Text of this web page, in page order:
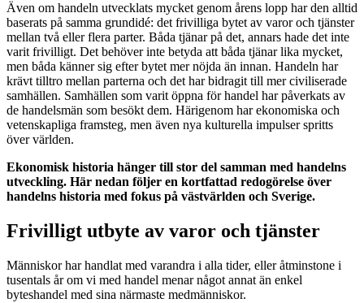
Även om handeln utvecklats mycket genom årens lopp har den alltid
baserats på samma grundidé: det frivilliga bytet av varor och tjänster
mellan två eller flera parter. Båda tjänar på det, annars hade det inte
varit frivilligt. Det behöver inte betyda att båda tjänar lika mycket,
men båda känner sig efter bytet mer nöjda än innan. Handeln har
krävt tilltro mellan parterna och det har bidragit till mer civiliserade
samhällen. Samhällen som varit öppna för handel har påverkats av
de handelsmän som besökt dem. Härigenom har ekonomiska och
vetenskapliga framsteg, men även nya kulturella impulser spritts
över världen.
Ekonomisk historia hänger till stor del samman med handelns
utveckling. Här nedan följer en kortfattad redogörelse över
handelns historia med fokus på västvärlden och Sverige.
Frivilligt utbyte av varor och tjänster
Människor har handlat med varandra i alla tider, eller åtminstone i
tusentals år om vi med handel menar något annat än enkel
byteshandel med sina närmaste medmänniskor.